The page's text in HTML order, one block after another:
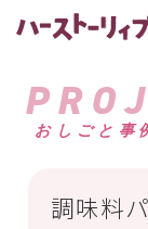
おしごと事
調味料